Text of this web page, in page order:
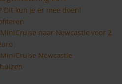
Dit kun je er mee doen!
naar Newcastle voor 2
Newcastle